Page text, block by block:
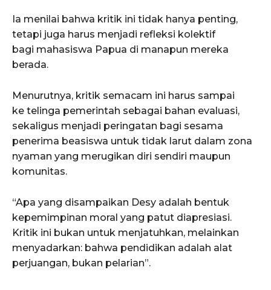
Ia menilai bahwa kritik ini tidak hanya penting,
tetapi juga harus menjadi refleksi kolektif
bagi mahasiswa Papua di manapun mereka
berada.
Menurutnya, kritik semacam ini harus sampai
ke telinga pemerintah sebagai bahan evaluasi,
sekaligus menjadi peringatan bagi sesama
penerima beasiswa untuk tidak larut dalam zona
nyaman yang merugikan diri sendiri maupun
komunitas.
“Apa yang disampaikan Desy adalah bentuk
kepemimpinan moral yang patut diapresiasi.
Kritik ini bukan untuk menjatuhkan, melainkan
menyadarkan: bahwa pendidikan adalah alat
perjuangan, bukan pelarian”.